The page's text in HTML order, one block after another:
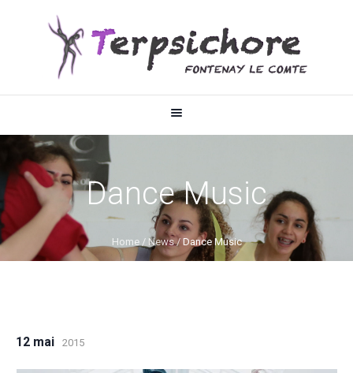
Dance Music
Home / News /Dance Music
12 mai 2015